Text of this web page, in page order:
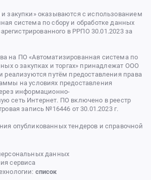
закупки» оказываются с использованием
система по сбору и обработке данных
в РРПО 30.01.2023 за
на ПО «Автоматизированная система по
о закупках и торгах» принадлежат ООО
реализуются путём предоставления права
на условиях предоставления
информационно-
сеть Интернет. ПО включено в реестр
запись №16446 от 30.01.2023 г.
опубликованных тендеров и справочной
данных
сервиса
список